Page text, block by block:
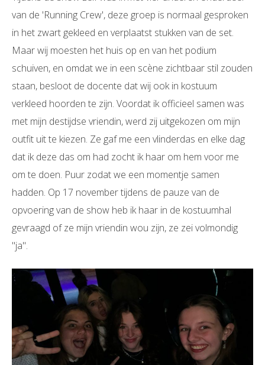
van de 'Running Crew', deze groep is normaal gesproken
in het zwart gekleed en verplaatst stukken van de set.
Maar wij moesten het huis op en van het podium
schuiven, en omdat we in een scène zichtbaar stil zouden
staan, besloot de docente dat wij ook in kostuum
verkleed hoorden te zijn. Voordat ik officieel samen was
met mijn destijdse vriendin, werd zij uitgekozen om mijn
outfit uit te kiezen. Ze gaf me een vlinderdas en elke dag
dat ik deze das om had zocht ik haar om hem voor me
om te doen. Puur zodat we een momentje samen
hadden. Op 17 november tijdens de pauze van de
opvoering van de show heb ik haar in de kostuumhal
gevraagd of ze mijn vriendin wou zijn, ze zei volmondig
"ja".